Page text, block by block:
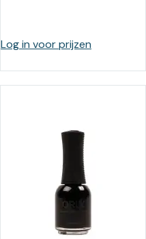
Log in voor prijzen